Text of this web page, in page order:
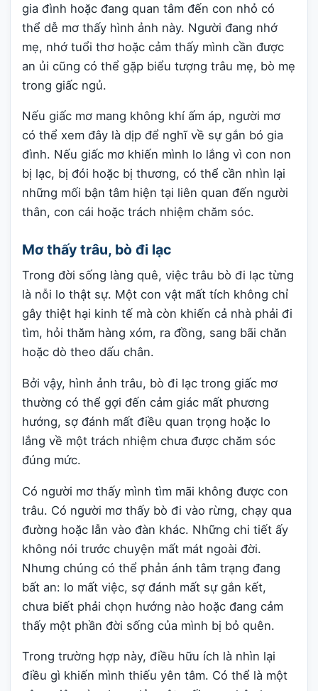
gia đình hoặc đang quan tâm đến con nhỏ có
thể dễ mơ thấy hình ảnh này. Người đang nhớ
mẹ, nhớ tuổi thơ hoặc cảm thấy mình cần được
an ủi cũng có thể gặp biểu tượng trâu mẹ, bò mẹ
trong giấc ngủ.
Nếu giấc mơ mang không khí ấm áp, người mơ
có thể xem đây là dịp để nghĩ về sự gắn bó gia
đình. Nếu giấc mơ khiến mình lo lắng vì con non
bị lạc, bị đói hoặc bị thương, có thể cần nhìn lại
những mối bận tâm hiện tại liên quan đến người
thân, con cái hoặc trách nhiệm chăm sóc.
Mơ thấy trâu, bò đi lạc
Trong đời sống làng quê, việc trâu bò đi lạc từng
là nỗi lo thật sự. Một con vật mất tích không chỉ
gây thiệt hại kinh tế mà còn khiến cả nhà phải đi
tìm, hỏi thăm hàng xóm, ra đồng, sang bãi chăn
hoặc dò theo dấu chân.
Bởi vậy, hình ảnh trâu, bò đi lạc trong giấc mơ
thường có thể gợi đến cảm giác mất phương
hướng, sợ đánh mất điều quan trọng hoặc lo
lắng về một trách nhiệm chưa được chăm sóc
đúng mức.
Có người mơ thấy mình tìm mãi không được con
trâu. Có người mơ thấy bò đi vào rừng, chạy qua
đường hoặc lẫn vào đàn khác. Những chi tiết ấy
không nói trước chuyện mất mát ngoài đời.
Nhưng chúng có thể phản ánh tâm trạng đang
bất an: lo mất việc, sợ đánh mất sự gắn kết,
chưa biết phải chọn hướng nào hoặc đang cảm
thấy một phần đời sống của mình bị bỏ quên.
Trong trường hợp này, điều hữu ích là nhìn lại
điều gì khiến mình thiếu yên tâm. Có thể là một